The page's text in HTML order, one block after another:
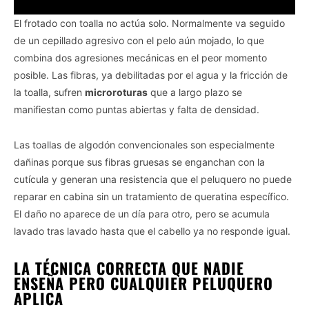
El frotado con toalla no actúa solo. Normalmente va seguido
de un cepillado agresivo con el pelo aún mojado, lo que
combina dos agresiones mecánicas en el peor momento
posible. Las fibras, ya debilitadas por el agua y la fricción de
la toalla, sufren microroturas que a largo plazo se
manifiestan como puntas abiertas y falta de densidad.
Las toallas de algodón convencionales son especialmente
dañinas porque sus fibras gruesas se enganchan con la
cutícula y generan una resistencia que el peluquero no puede
reparar en cabina sin un tratamiento de queratina específico.
El daño no aparece de un día para otro, pero se acumula
lavado tras lavado hasta que el cabello ya no responde igual.
LA TÉCNICA CORRECTA QUE NADIE
ENSEÑA PERO CUALQUIER PELUQUERO
APLICA